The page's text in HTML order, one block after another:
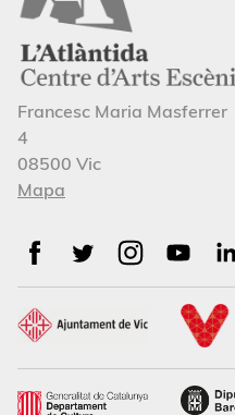
Francesc Maria Masferrer
4
08500 Vic
Mapa